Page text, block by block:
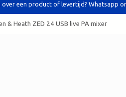
over een product of levertijd? Whatsapp
& Heath ZED 24 USB live PA mixer